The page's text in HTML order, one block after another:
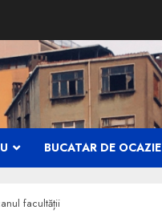
BUCATAR DE OCAZIE
facultății